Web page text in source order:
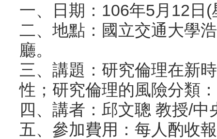
一、日期：106年5月12日
二、地點：國立交通大學
廳。
三、講題：研究倫理在新
性；研究倫理的風險分類
四、講者：邱文聰 教授/中
五、參加費用：每人酌收